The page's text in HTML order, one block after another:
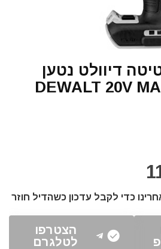
דיוולט נטען
DEWALT 20V
כדי לקבל עדכון כשהדיל חוזר
הצטרפו
לטלגרם